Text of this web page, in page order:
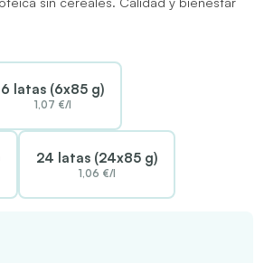
€
6 latas (6x85 g)
1,07 €/l
24 latas (24x85 g)
1,06 €/l